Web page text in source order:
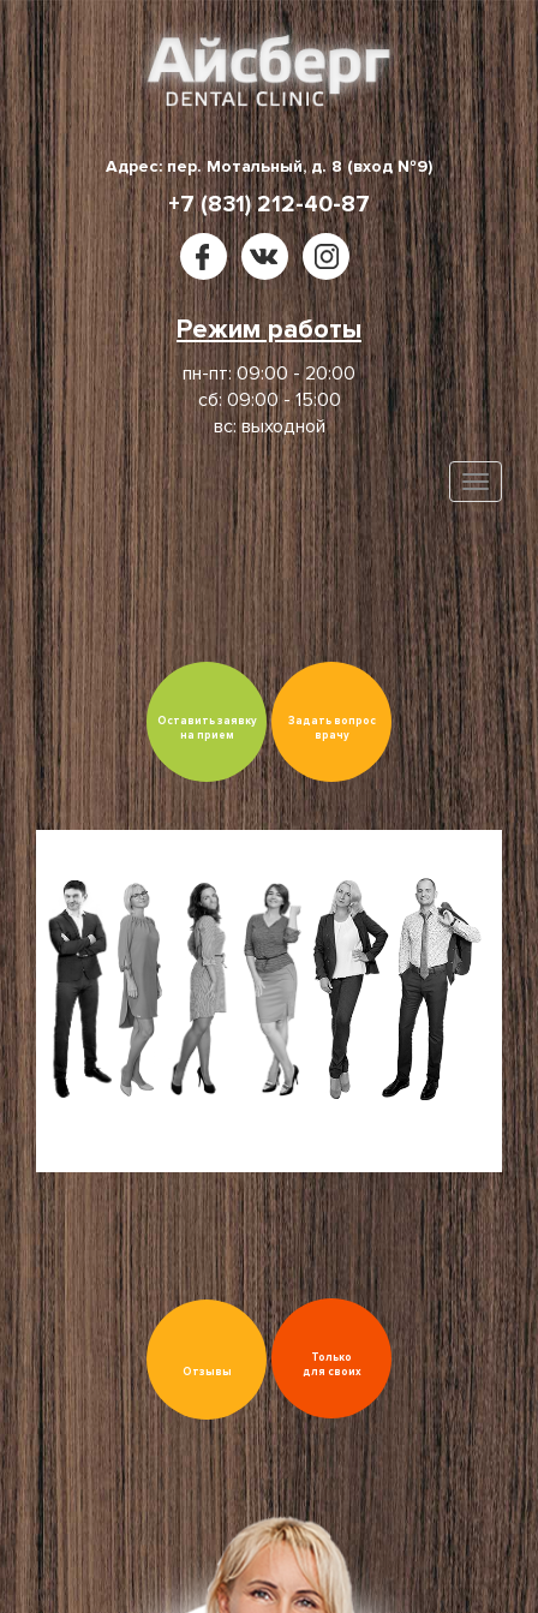
Skip
to
content
Адрес: пер. Мотальный, д. 8 (вход №9)
+7 (831) 212-40-87
Режим работы
пн-пт: 09:00 - 20:00
сб: 09:00 - 15:00
вс: выходной
Toggle
Оставить заявку
на прием
Задать вопрос
врачу
Отзывы
Только
для своих